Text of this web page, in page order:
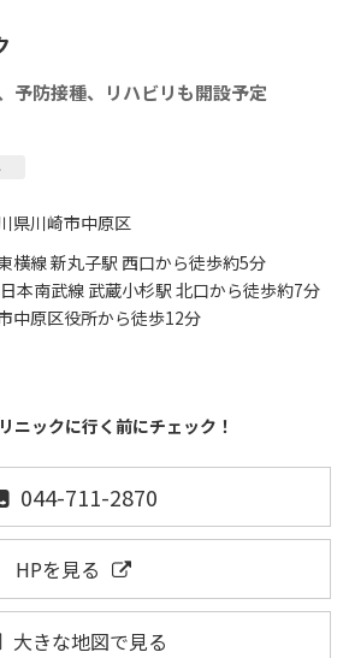
予防接種、リハビリも開設予定
県川崎市中原区
横線 新丸子駅 西口から徒歩約5分
本南武線 武蔵小杉駅 北口から徒歩約7分
中原区役所から徒歩12分
ニックに行く前にチェック！
044-711-2870
HPを見る
大きな地図で見る